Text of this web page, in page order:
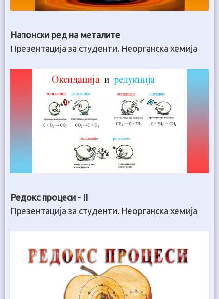
Напонски ред на металите
Презентација за студенти. Неорганска хемија
Редокс процеси - II
Презентација за студенти. Неорганска хемија